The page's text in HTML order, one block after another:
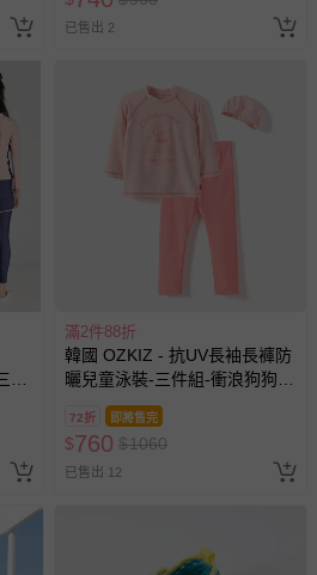
已售出 2
滿2件88折
韓國 OZKIZ - 抗UV長袖長褲防
曬兒童泳裝-三件組-衝浪狗狗-
72折 即將售完
$760 $1060
已售出 12